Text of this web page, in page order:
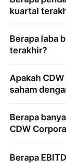
kuartal
Berapa laba
terakhir?
Apakah
saham
Berapa
CDW
Berapa